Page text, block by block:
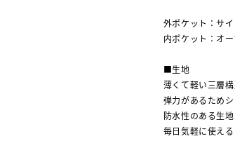
外ポケット：サ
内ポケット：オ
■生地
薄くて軽い三層
弾力があるため
防水性のある生
毎日気軽に使える